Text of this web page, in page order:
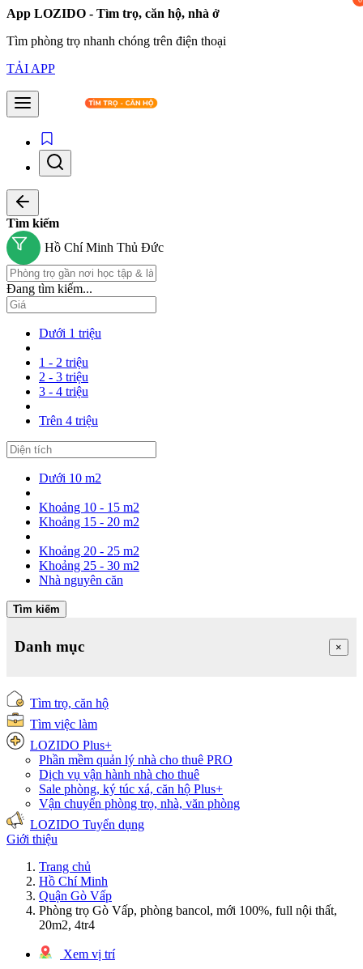
App LOZIDO - Tìm trọ, căn hộ, nhà ở
Tìm phòng trọ nhanh chóng trên điện thoại
TẢI APP
Tìm kiếm
Hồ Chí Minh Thủ Đức
Đang tìm kiếm...
Dưới 1 triệu
1 - 2 triệu
2 - 3 triệu
3 - 4 triệu
Trên 4 triệu
Dưới 10 m2
Khoảng 10 - 15 m2
Khoảng 15 - 20 m2
Khoảng 20 - 25 m2
Khoảng 25 - 30 m2
Nhà nguyên căn
Tìm kiếm
Danh mục ×
Tìm trọ, căn hộ
Tìm việc làm
LOZIDO Plus+
Phần mềm quản lý nhà cho thuê PRO
Dịch vụ vận hành nhà cho thuê
Sale phòng, ký túc xá, căn hộ Plus+
Vận chuyển phòng trọ, nhà, văn phòng
LOZIDO Tuyển dụng
Giới thiệu
Trang chủ
Hồ Chí Minh
Quận Gò Vấp
Phòng trọ Gò Vấp, phòng bancol, mới 100%, full nội thất,
20m2, 4tr4
Xem vị trí